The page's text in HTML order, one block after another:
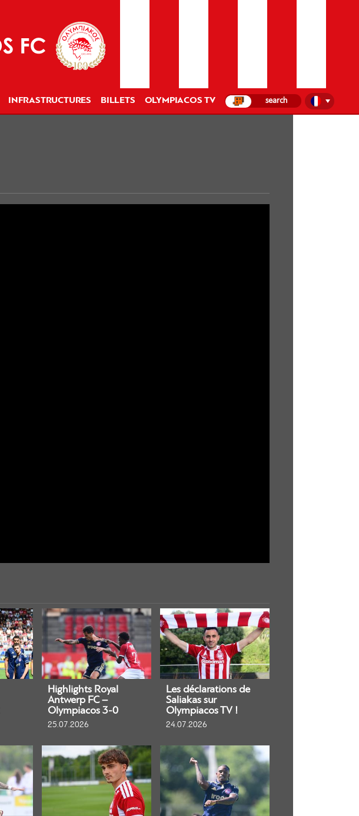
INFRASTRUCTURES BILLETS OLYMPIACOS TV
Highlights Royal
Antwerp FC –
Olympiacos 3-0
25.07.2026
Les déclarations de
Saliakas sur
Olympiacos TV !
24.07.2026